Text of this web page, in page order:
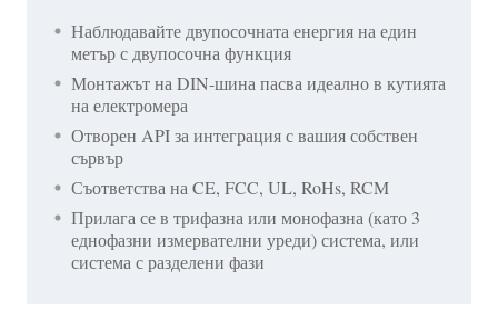
Наблюдавайте двупосочната енергия на един
метър с двупосочна функция
Монтажът на DIN-шина пасва идеално в кутията
на електромера
Отворен API за интеграция с вашия собствен
сървър
Съответства на CE, FCC, UL, RoHs, RCM
Прилага се в трифазна или монофазна (като 3
еднофазни измервателни уреди) система, или
система с разделени фази